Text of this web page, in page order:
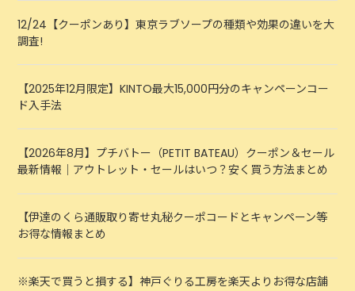
12/24【クーポンあり】東京ラブソープの種類や効果の違いを大
調査!
【2025年12月限定】KINTO最大15,000円分のキャンペーンコー
ド入手法
【2026年8月】プチバトー（PETIT BATEAU）クーポン＆セール
最新情報｜アウトレット・セールはいつ？安く買う方法まとめ
【伊達のくら通販取り寄せ丸秘クーポコードとキャンペーン等
お得な情報まとめ
※楽天で買うと損する】神戸ぐりる工房を楽天よりお得な店舗